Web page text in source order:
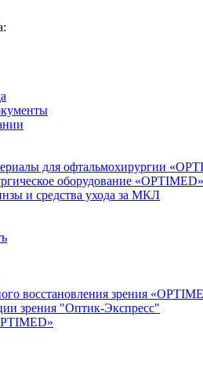
для офтальмохирургии
оборудование «OPTIMED»
и средства ухода за МКЛ
восстановления зрения
зрения "Оптик-Экспресс"